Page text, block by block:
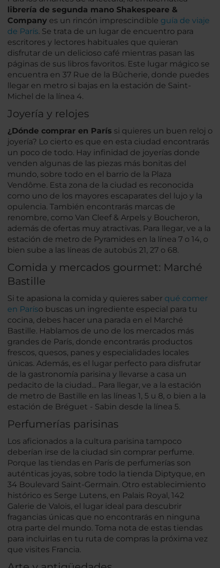
librería de segunda mano Shakespeare &
Company es un rincón imprescindible guía de viaje
de París. Se trata de un lugar de encuentro para
escritores y lectores habituales que quieran
disfrutar de un delicioso café mientras pasan las
páginas de sus libros favoritos. Este lugar mágico se
encuentra en 37 Rue de la Bûcherie, donde puedes
llegar en metro si bajas en la estación de Saint-
Michel de la línea 4.
Joyería y relojes
¿Dónde comprar en París si quieres un buen reloj o
joyería? Lo cierto es que en esta ciudad encontrarás
un poco de todo. Hay infinidad de joyerías donde
venden algunas de las piezas más bonitas del
mundo, sobre todo en el barrio de la Plaza
Vendôme. Esta zona de la ciudad es reconocida
como uno de los mayores escaparates del lujo y la
opulencia. También encontrarás marcas de
renombre, como Van Cleef & Arpels y Boucheron,
además de ofertas muy atractivas. Para llegar, ve a la
estación de metro de Pyramides en la línea 7 o 14, o
bien sube a las líneas de autobús 21, 27 o 68.
Comida y mercados gourmet: Marché
Bastille
Si te apasiona la comida y quieres saber qué comer
en Paríso buscas un ingrediente especial para tu
cocina, debes hacer una parada en el Marché
Bastille. Hablamos de uno de los mercados más
grandes de París, donde encontrarás productos
frescos, quesos, panes y especialidades locales
únicas. Además, es el lugar perfecto para disfrutar
de la gastronomía parisina y llevarse a casa un
pedacito de la ciudad... Para llegar, ve a la estación
de metro de Bastille en las líneas 1, 5 u 8, o bien a la
estación de Bréguet - Sabin desde la línea 5.
Perfumerías parisinas
Los aficionados a la cultura parisina tampoco
deberían irse de la ciudad sin comprar perfume.
Porque las tiendas en París de perfumerías son
auténticas joyas, sobre todo la tienda Diptyque, en
34 Boulevard Saint-Germain. Otro establecimiento
histórico es Serge Lutens, en Palais Royal, 142
Galerie de Valois, el lugar ideal para descubrir
fragancias únicas que no encontrarás en ninguna
otra parte del mundo. Toma nota de estas tiendas
para incluirlas en tu ruta de compras la próxima vez
que visites Francia.